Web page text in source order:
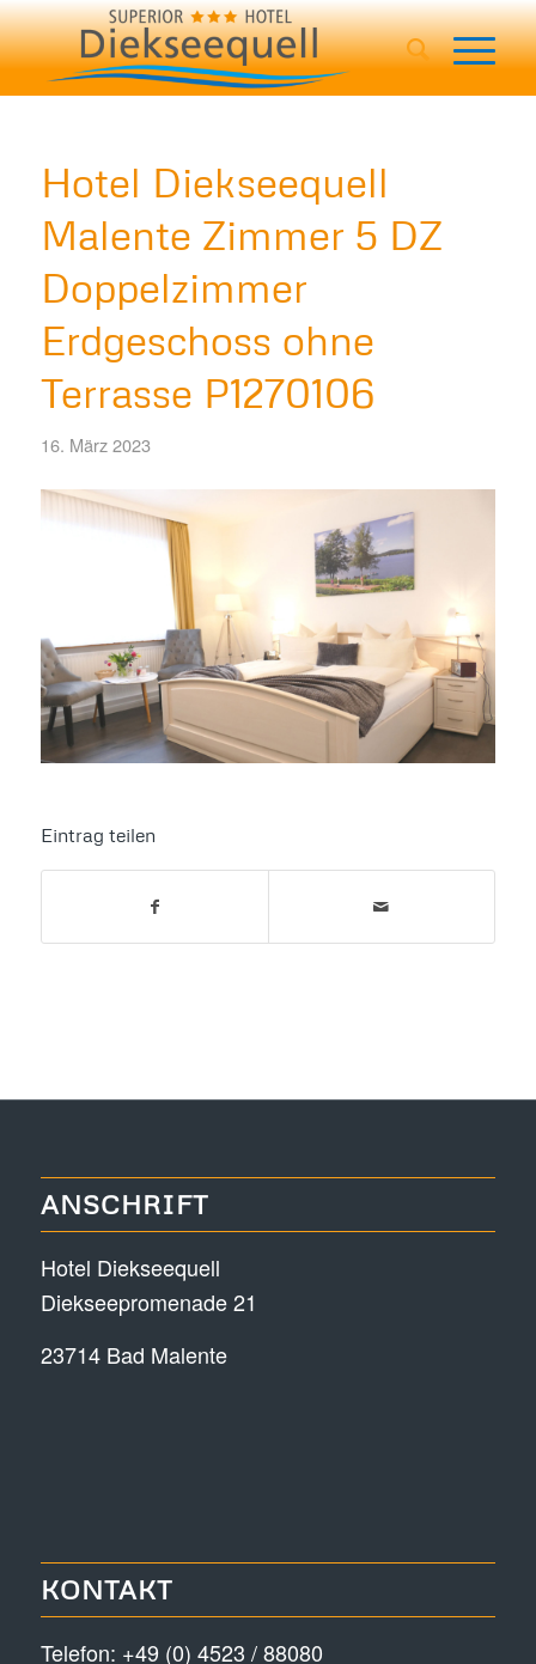
Hotel Diekseequell
Malente Zimmer 5 DZ
Doppelzimmer
Erdgeschoss ohne
Terrasse P1270106
16. März 2023
Eintrag teilen
ANSCHRIFT
Hotel Diekseequell
Diekseepromenade 21
23714 Bad Malente
KONTAKT
Telefon: +49 (0) 4523 / 88080